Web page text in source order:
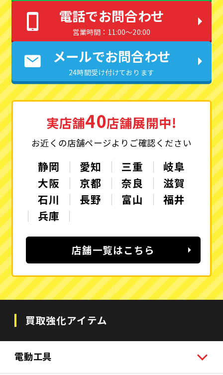
電話でお問合わせ
営業時間：11:00〜20:00
メールでお問合わせ
24時間受け付けております
実店舗40店舗展開中!
お近くの店舗ページよりご確認ください
静岡 愛知 三重
岐阜
大阪
京都 奈良
滋賀
石川
長野 富山
福井
兵庫
店舗一覧はこちら
買取強化アイテム
電動工具